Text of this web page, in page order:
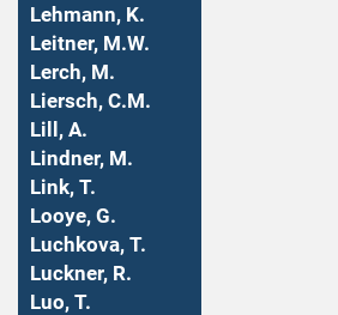
Lehmann, K.
Leitner, M.W.
Lerch, M.
Liersch, C.M.
Lill, A.
Lindner, M.
Link, T.
Looye, G.
Luchkova, T.
Luckner, R.
Luo, T.